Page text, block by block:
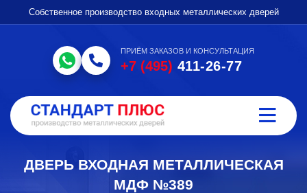
Собственное производство входных металлических дверей
ПРИЁМ ЗАКАЗОВ И КОНСУЛЬТАЦИЯ
+7 (495) 411-26-77
ДВЕРЬ ВХОДНАЯ МЕТАЛЛИЧЕСКАЯ
МДФ №389